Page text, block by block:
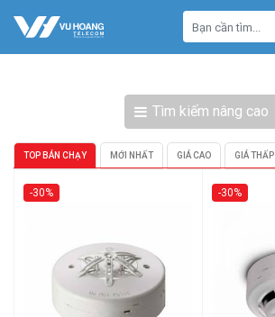
Tìm kiếm nâng cao
TOP BÁN CHẠY MỚI NHẤT GIÁ CAO GIÁ THẤP
-30% -30%